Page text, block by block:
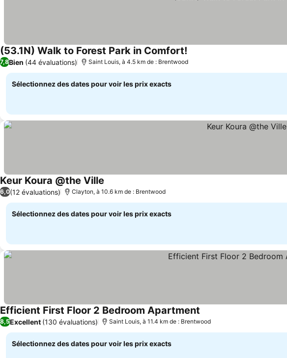
(53.1N) Walk to Forest Park in Comfort!
7,8Bien (44 évaluations) Saint Louis, à 4.5 km de : Brentwood
Sélectionnez des dates pour voir les prix exacts
Keur Koura @the Ville
6,0(12 évaluations) Clayton, à 10.6 km de : Brentwood
Sélectionnez des dates pour voir les prix exacts
Efficient First Floor 2 Bedroom Apartment
8,5Excellent (130 évaluations) Saint Louis, à 11.4 km de : Brentwood
Sélectionnez des dates pour voir les prix exacts